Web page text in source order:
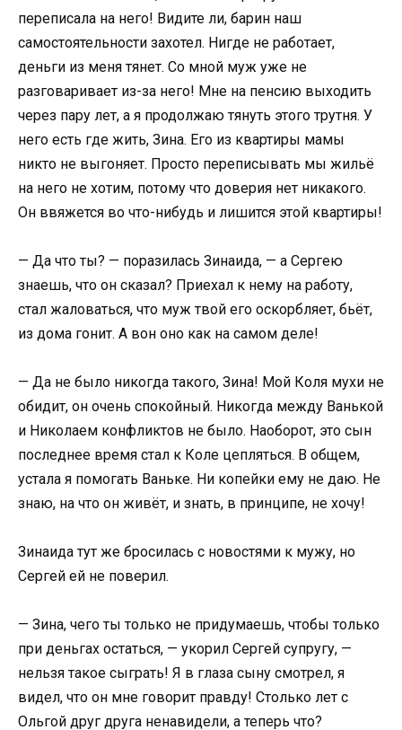
переписала на него! Видите ли, барин наш
самостоятельности захотел. Нигде не работает,
деньги из меня тянет. Со мной муж уже не
разговаривает из-за него! Мне на пенсию выходить
через пару лет, а я продолжаю тянуть этого трутня. У
него есть где жить, Зина. Его из квартиры мамы
никто не выгоняет. Просто переписывать мы жильё
на него не хотим, потому что доверия нет никакого.
Он ввяжется во что-нибудь и лишится этой квартиры!
— Да что ты? — поразилась Зинаида, — а Сергею
знаешь, что он сказал? Приехал к нему на работу,
стал жаловаться, что муж твой его оскорбляет, бьёт,
из дома гонит. А вон оно как на самом деле!
— Да не было никогда такого, Зина! Мой Коля мухи не
обидит, он очень спокойный. Никогда между Ванькой
и Николаем конфликтов не было. Наоборот, это сын
последнее время стал к Коле цепляться. В общем,
устала я помогать Ваньке. Ни копейки ему не даю. Не
знаю, на что он живёт, и знать, в принципе, не хочу!
Зинаида тут же бросилась с новостями к мужу, но
Сергей ей не поверил.
— Зина, чего ты только не придумаешь, чтобы только
при деньгах остаться, — укорил Сергей супругу, —
нельзя такое сыграть! Я в глаза сыну смотрел, я
видел, что он мне говорит правду! Столько лет с
Ольгой друг друга ненавидели, а теперь что?